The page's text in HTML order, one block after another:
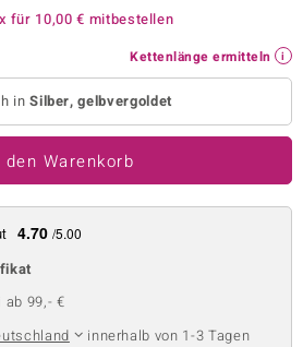
für 10,00 € mitbestellen
Kettenlänge ermitteln
inSilber, gelbvergoldet
den Warenkorb
4.70 /5.00
99,- €
innerhalb von 1-3 Tagen